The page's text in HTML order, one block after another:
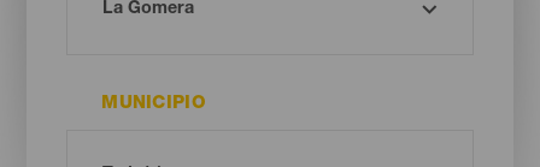
MUNICIPIO